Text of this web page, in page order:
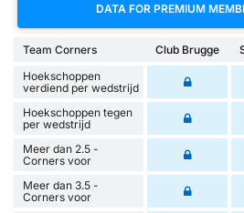
DATA FOR PREMIUM
Team Corners Club Brugge
Hoekschoppen
verdiend per wedstrijd
Hoekschoppen tegen
per wedstrijd
Meer dan 2.5 -
Corners voor
Meer dan 3.5 -
Corners voor